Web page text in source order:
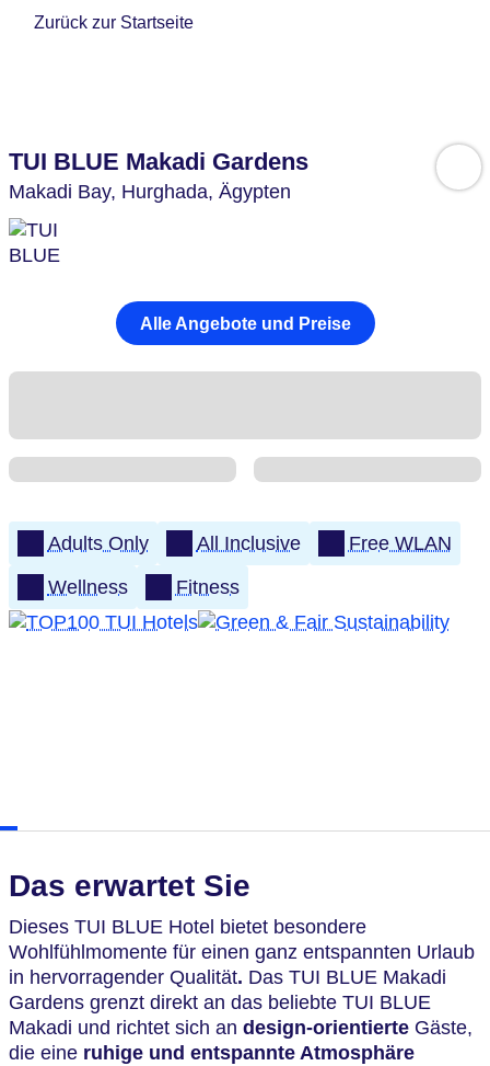
Zurück zur Startseite
TUI BLUE Makadi Gardens
Makadi Bay, Hurghada, Ägypten
Alle Angebote und Preise
Adults Only All Inclusive
Free WLAN
Wellness
Fitness
Das erwartet Sie
Dieses TUI BLUE Hotel bietet besondere
Wohlfühlmomente für einen ganz entspannten Urlaub
in hervorragender Qualität. Das TUI BLUE Makadi
Gardens grenzt direkt an das beliebte TUI BLUE
Makadi und richtet sich an design-orientierte Gäste,
die eine ruhige und entspannte Atmosphäre